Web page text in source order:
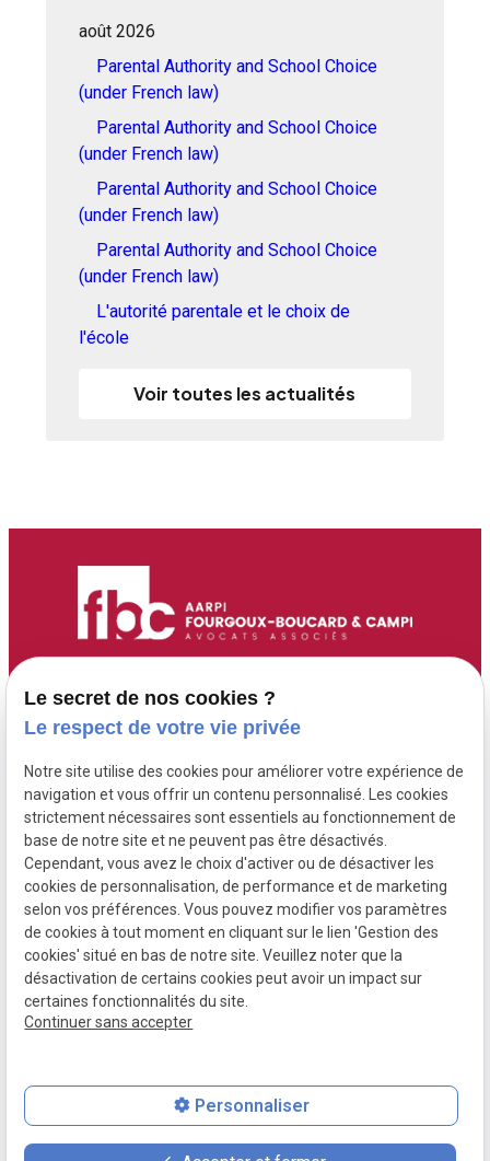
août 2026
Parental Authority and School Choice
(under French law)
Parental Authority and School Choice
(under French law)
Parental Authority and School Choice
(under French law)
Parental Authority and School Choice
(under French law)
L'autorité parentale et le choix de
l'école
Voir toutes les actualités
Adresse :
6 Route de Didier
FRANCE ( 6 rue de
Didier )
Contact :
05 96 70 00 13
boucard-campi-
avocats.com
Maître Campi
Honoraires
Postulation
Actualités
Le secret de nos cookies ?
Le respect de votre vie privée
Notre site utilise des cookies pour améliorer votre expérience de
navigation et vous offrir un contenu personnalisé. Les cookies
strictement nécessaires sont essentiels au fonctionnement de
base de notre site et ne peuvent pas être désactivés.
Cependant, vous avez le choix d'activer ou de désactiver les
cookies de personnalisation, de performance et de marketing
selon vos préférences. Vous pouvez modifier vos paramètres
de cookies à tout moment en cliquant sur le lien 'Gestion des
cookies' situé en bas de notre site. Veuillez noter que la
désactivation de certains cookies peut avoir un impact sur
certaines fonctionnalités du site.
Continuer sans accepter
Personnaliser